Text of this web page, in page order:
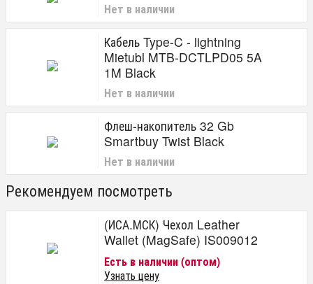
Нет в наличии
Кабель Type-C - lightning
Mietubl MTB-DCTLPD05 5A
1M Black
Нет в наличии
Флеш-накопитель 32 Gb
Smartbuy Twist Black
Нет в наличии
Рекомендуем посмотреть
(ИСА.МСК) Чехол Leather
Wallet (MagSafe) IS009012
Есть в наличии (оптом)
Узнать цену